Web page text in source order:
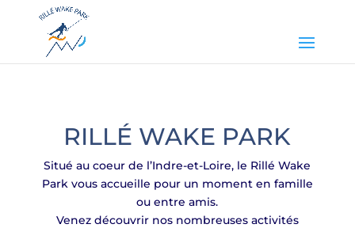
RILLÉ WAKE PARK
Situé au coeur de l’Indre-et-Loire, le Rillé Wake
Park vous accueille pour un moment en famille
ou entre amis.
Venez découvrir nos nombreuses activités